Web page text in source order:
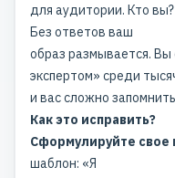
для аудитории. Кто
Без ответов ваш
образ размывается.
экспертом» среди
и вас сложно
Как это исправить?
Сформулируйте
шаблон: «Я